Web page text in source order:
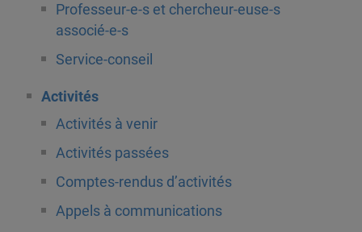
Professeur-e-s et chercheur-euse-s
associé-e-s
Service-conseil
Activités
Activités à venir
Activités passées
Comptes-rendus d’activités
Appels à communications